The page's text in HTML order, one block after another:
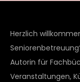
Herzlich
Autorin für
Veranstaltungen,